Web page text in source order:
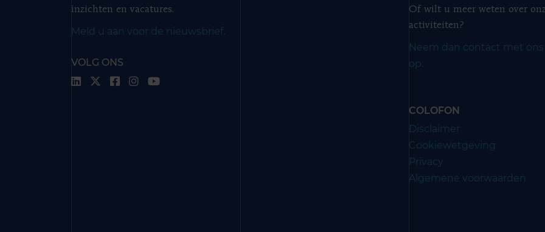
inzichten en vacatures.
Meld u aan voor de nieuwsbrief.
VOLG ONS
Of wilt u meer weten over
activiteiten?
Neem dan contact met ons
op.
COLOFON
Disclaimer
Cookiewetgeving
Privacy
Algemene voorwaarden